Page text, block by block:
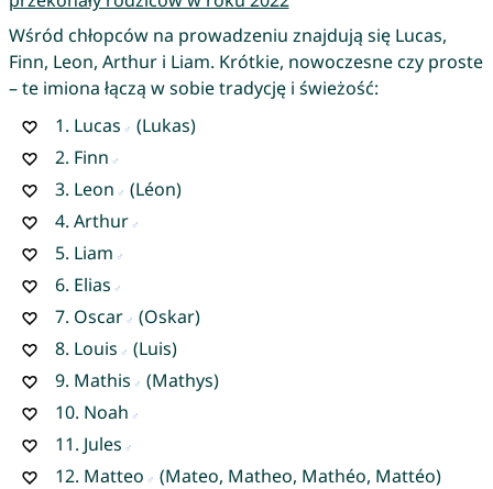
Wśród chłopców na prowadzeniu znajdują się Lucas,
Finn, Leon, Arthur i Liam. Krótkie, nowoczesne czy proste
– te imiona łączą w sobie tradycję i świeżość:
1. Lucas
(Lukas)
2. Finn
3. Leon
(Léon)
4. Arthur
5. Liam
6. Elias
7. Oscar
(Oskar)
8. Louis
(Luis)
9. Mathis
(Mathys)
10. Noah
11. Jules
12. Matteo
(Mateo, Matheo, Mathéo, Mattéo)